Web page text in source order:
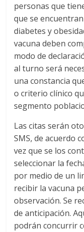
personas que
que se
diabetes y
vacuna deben
modo de
al turno será
una constancia
o criterio clínico
segmento
Las citas serán
SMS, de acuerdo
vez que se los
seleccionar la
por medio de un
recibir la vacuna
observación. Se
de anticipación.
podrán concurrir